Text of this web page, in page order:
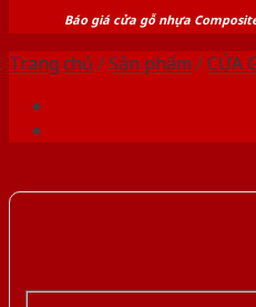
Báo giá cửa gỗ nhựa
Trang chủ /Sản phẩm /CỬA